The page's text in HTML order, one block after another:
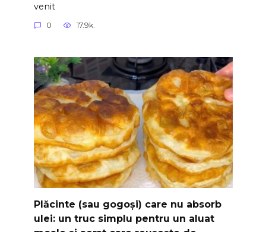
venit
0 17.9k.
Plăcinte (sau gogoși) care nu absorb
ulei: un truc simplu pentru un aluat